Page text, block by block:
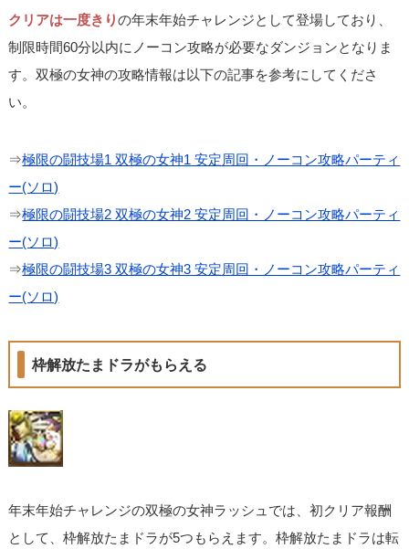
クリアは一度きりの年末年始チャレンジとして登場しており、
制限時間60分以内にノーコン攻略が必要なダンジョンとなりま
す。双極の女神の攻略情報は以下の記事を参考にしてくださ
い。
⇒極限の闘技場1 双極の女神1 安定周回・ノーコン攻略パーティ
ー(ソロ)
⇒極限の闘技場2 双極の女神2 安定周回・ノーコン攻略パーティ
ー(ソロ)
⇒極限の闘技場3 双極の女神3 安定周回・ノーコン攻略パーティ
ー(ソロ)
枠解放たまドラがもらえる
年末年始チャレンジの双極の女神ラッシュでは、初クリア報酬
として、枠解放たまドラが5つもらえます。枠解放たまドラは転